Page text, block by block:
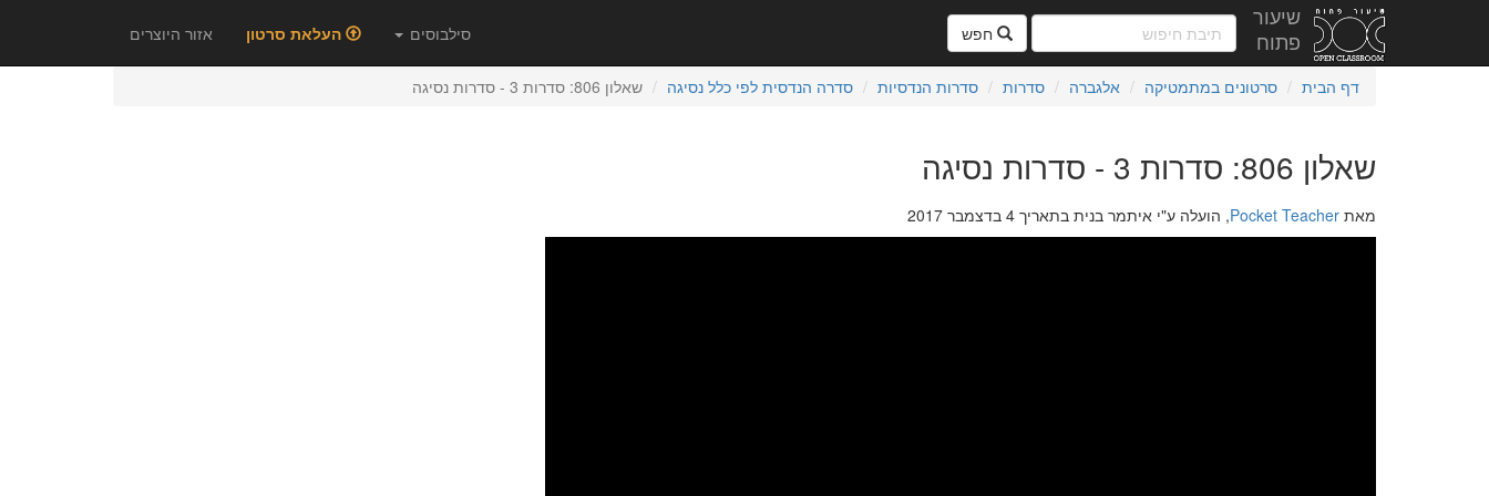
שיעור
פתוח
חפש סילבוסים העלאת סרטון אזור היוצרים
דף הבית סרטונים במתמטיקה אלגברה סדרות סדרות הנדסיות סדרה הנדסית לפי כלל נסיגה שאלון 806: סדרות 3 - סדרות נסיגה
שאלון 806: סדרות 3 - סדרות נסיגה
מאת Pocket Teacher, הועלה ע"י איתמר בנית בתאריך 4 בדצמבר 2017